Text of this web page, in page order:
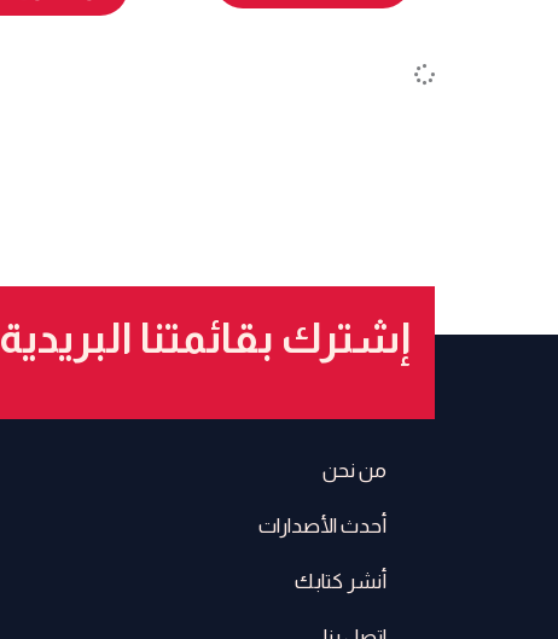
إشترك بقائمتنا البريدية
من نحن
أحدث الأصدارات
أنشر كتابك